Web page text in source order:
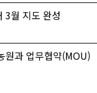
3월 지도 완성
원과 업무협약(MOU)